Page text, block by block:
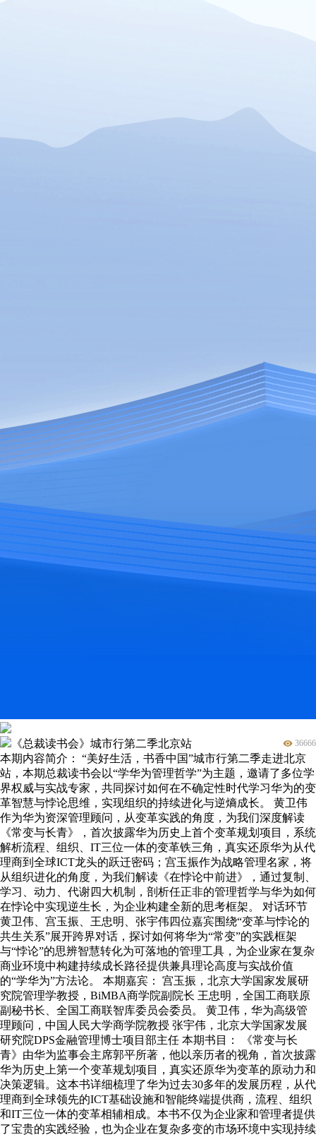
《总裁读书会》城市行第二季北京站 36666
本期内容简介： “美好生活，书香中国”城市行第二季走进北京
站，本期总裁读书会以“学华为管理哲学”为主题，邀请了多位学
界权威与实战专家，共同探讨如何在不确定性时代学习华为的变
革智慧与悖论思维，实现组织的持续进化与逆熵成长。 黄卫伟
作为华为资深管理顾问，从变革实践的角度，为我们深度解读
《常变与长青》，首次披露华为历史上首个变革规划项目，系统
解析流程、组织、IT三位一体的变革铁三角，真实还原华为从代
理商到全球ICT龙头的跃迁密码；宫玉振作为战略管理名家，将
从组织进化的角度，为我们解读《在悖论中前进》，通过复制、
学习、动力、代谢四大机制，剖析任正非的管理哲学与华为如何
在悖论中实现逆生长，为企业构建全新的思考框架。 对话环节
黄卫伟、宫玉振、王忠明、张宇伟四位嘉宾围绕“变革与悖论的
共生关系”展开跨界对话，探讨如何将华为“常变”的实践框架
与“悖论”的思辨智慧转化为可落地的管理工具，为企业家在复杂
商业环境中构建持续成长路径提供兼具理论高度与实战价值
的“学华为”方法论。 本期嘉宾： 宫玉振，北京大学国家发展研
究院管理学教授，BiMBA商学院副院长 王忠明，全国工商联原
副秘书长、全国工商联智库委员会委员。 黄卫伟，华为高级管
理顾问，中国人民大学商学院教授 张宇伟，北京大学国家发展
研究院DPS金融管理博士项目部主任 本期书目： 《常变与长
青》由华为监事会主席郭平所著，他以亲历者的视角，首次披露
华为历史上第一个变革规划项目，真实还原华为变革的原动力和
决策逻辑。这本书详细梳理了华为过去30多年的发展历程，从代
理商到全球领先的ICT基础设施和智能终端提供商，流程、组织
和IT三位一体的变革相辅相成。本书不仅为企业家和管理者提供
了宝贵的实践经验，也为企业在复杂多变的市场环境中实现持续